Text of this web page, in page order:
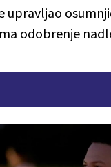
upravljao
odobrenje